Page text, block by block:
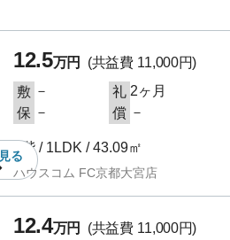
見る
12.5万円
(共益費 11,000円)
敷 － 礼 2ヶ月
保 － 償 －
2階 / 1LDK / 43.09㎡
ハウスコム FC京都大宮店
12.4万円
(共益費 11,000円)